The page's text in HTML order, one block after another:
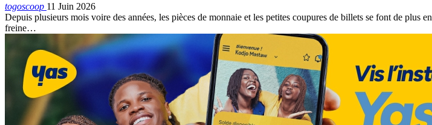
togoscoop 11 Juin 2026
Depuis plusieurs mois voire des années, les pièces de monnaie et les petites coupures de billets se font de plus
freine…